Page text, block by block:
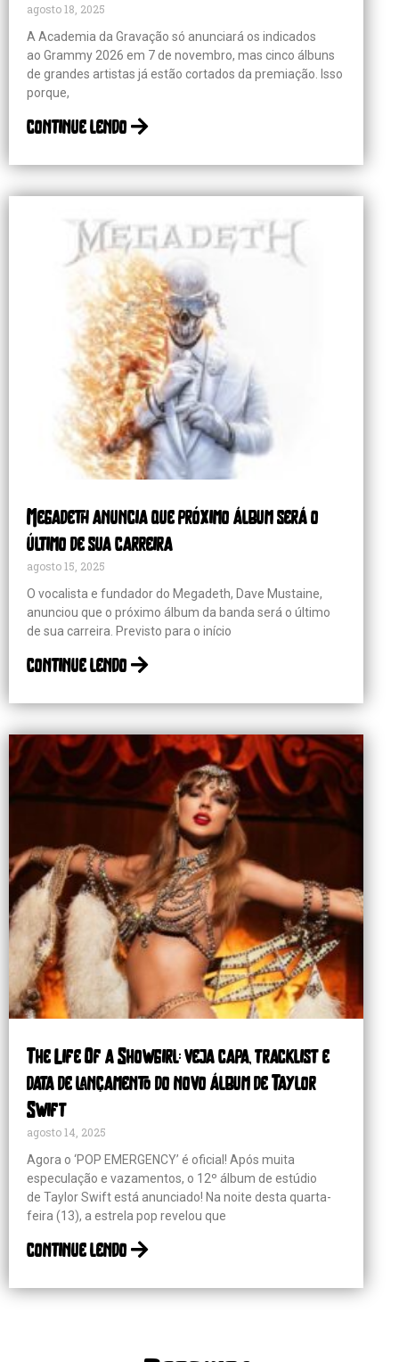
agosto 18, 2025
A Academia da Gravação só anunciará os indicados
ao Grammy 2026 em 7 de novembro, mas cinco álbuns
de grandes artistas já estão cortados da premiação. Isso
porque,
continue lendo
Megadeth anuncia que próximo álbum será o
último de sua carreira
agosto 15, 2025
O vocalista e fundador do Megadeth, Dave Mustaine,
anunciou que o próximo álbum da banda será o último
de sua carreira. Previsto para o início
continue lendo
The Life Of a Showgirl: veja capa, tracklist e
data de lançamento do novo álbum de Taylor
Swift
agosto 14, 2025
Agora o ‘POP EMERGENCY’ é oficial! Após muita
especulação e vazamentos, o 12º álbum de estúdio
de Taylor Swift está anunciado! Na noite desta quarta-
feira (13), a estrela pop revelou que
continue lendo